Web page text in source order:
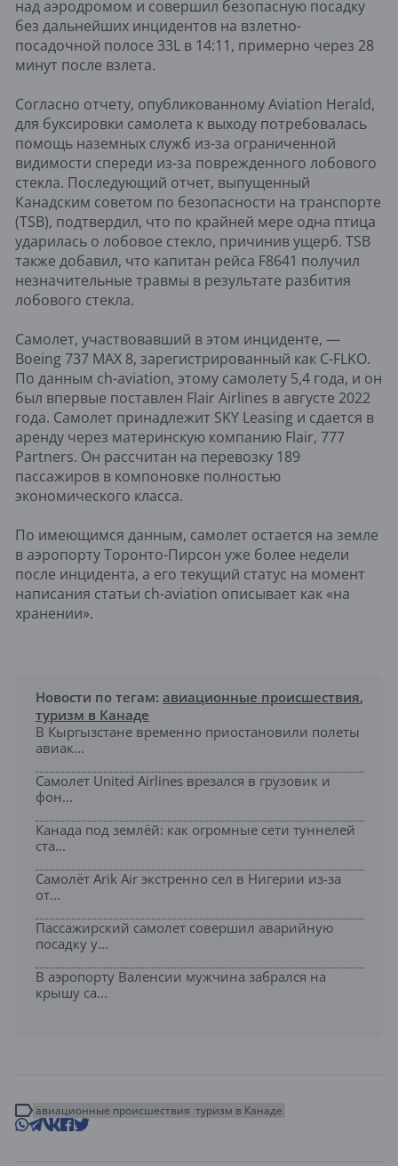
над аэродромом и совершил безопасную посадку
без дальнейших инцидентов на взлетно-
посадочной полосе 33L в 14:11, примерно через 28
минут после взлета.
Согласно отчету, опубликованному Aviation Herald,
для буксировки самолета к выходу потребовалась
помощь наземных служб из-за ограниченной
видимости спереди из-за поврежденного лобового
стекла. Последующий отчет, выпущенный
Канадским советом по безопасности на транспорте
(TSB), подтвердил, что по крайней мере одна птица
ударилась о лобовое стекло, причинив ущерб. TSB
также добавил, что капитан рейса F8641 получил
незначительные травмы в результате разбития
лобового стекла.
Самолет, участвовавший в этом инциденте, —
Boeing 737 MAX 8, зарегистрированный как C-FLKO.
По данным ch-aviation, этому самолету 5,4 года, и он
был впервые поставлен Flair Airlines в августе 2022
года. Самолет принадлежит SKY Leasing и сдается в
аренду через материнскую компанию Flair, 777
Partners. Он рассчитан на перевозку 189
пассажиров в компоновке полностью
экономического класса.
По имеющимся данным, самолет остается на земле
в аэропорту Торонто-Пирсон уже более недели
после инцидента, а его текущий статус на момент
написания статьи ch-aviation описывает как «на
хранении».
Новости по тегам: авиационные происшествия,
туризм в Канаде
В Кыргызстане временно приостановили полеты
авиак...
Самолет United Airlines врезался в грузовик и
фон...
Канада под землёй: как огромные сети туннелей
ста...
Самолёт Arik Air экстренно сел в Нигерии из-за
от...
Пассажирский самолет совершил аварийную
посадку у...
В аэропорту Валенсии мужчина забрался на
крышу са...
авиационные происшествия туризм в Канаде